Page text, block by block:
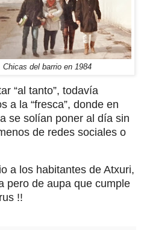
Chicas del barrio en 1984
“al tanto”, todavía
a la “fresca”, donde en
se solían poner al día sin
de redes sociales o
a los habitantes de Atxuri,
pero de aupa que cumple
!!